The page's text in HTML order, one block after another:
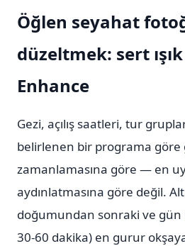
Öğlen seyahat
düzeltmek: sert
Enhance
Gezi, açılış saatleri, tur
belirlenen bir programa göre
zamanlamasına göre — en
aydınlatmasına göre değil.
doğumundan sonraki ve gün
30-60 dakika) en gurur